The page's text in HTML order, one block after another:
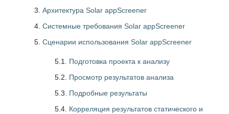
Архитектура Solar appScreener
Системные требования Solar appScreener
Сценарии использования Solar appScreener
5.1. Подготовка проекта к анализу
5.2. Просмотр результатов анализа
5.3. Подробные результаты
5.4. Корреляция результатов статического и